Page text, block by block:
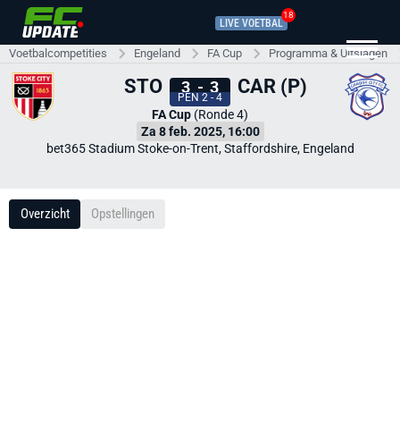
LIVE VOETBAL
18
Voetbalcompetities Engeland FA Cup Programma & Uitslagen
STO 3 - 3
PEN 2 - 4 CAR (P)
FA Cup (Ronde 4)
Za 8 feb. 2025, 16:00
bet365 Stadium Stoke-on-Trent, Staffordshire, Engeland
Overzicht Opstellingen